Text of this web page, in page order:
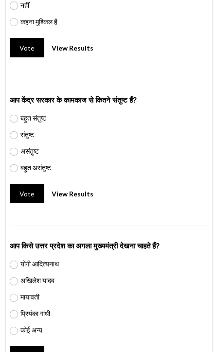
नहीं
कहना मुश्किल है
Vote View Results
आप केंद्र सरकार के कामकाज से कितने संतुष्ट हैं?
बहुत संतुष्ट
संतुष्ट
असंतुष्ट
बहुत असंतुष्ट
Vote View Results
आप किसे उत्तर प्रदेश का अगला मुख्यमंत्री देखना चाहते हैं?
योगी आदित्यनाथ
अखिलेश यादव
मायावती
प्रियंका गांधी
कोई अन्य